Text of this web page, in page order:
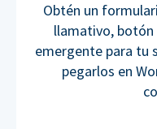
Obtén un
llamativo,
emergente para tu
pegarlos en